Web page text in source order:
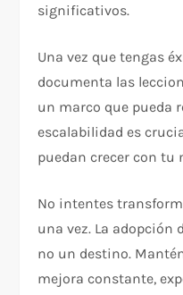
significativos.
Una vez que tengas
documenta las
un marco que pueda
escalabilidad es
puedan crecer con tu
No intentes
una vez. La adopción
no un destino.
mejora constante,